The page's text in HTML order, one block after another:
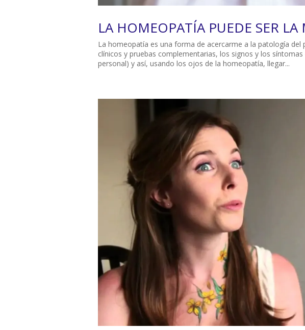
LA HOMEOPATÍA PUEDE SER LA
La homeopatía es una forma de acercarme a la patología
clínicos y pruebas complementarias, los signos y los
personal) y así, usando los ojos de la homeopatía, llegar...